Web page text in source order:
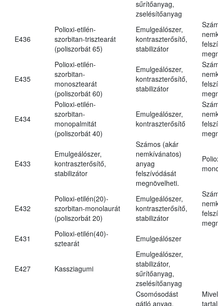
sűrítőanyag,
zselésítőanyag
E436
Polioxi-etilén-
szorbitan-trisztearát
(poliszorbát 65)
Emulgeálószer,
kontraszterősítő,
stabilizátor
E435
Polioxi-etilén-
szorbitan-
monosztearát
(poliszorbát 60)
Emulgeálószer,
kontraszterősítő,
stabilizátor
E434
Polioxi-etilén-
szorbitan-
monopalmitát
(poliszorbát 40)
Emulgeálószer,
kontraszterősítő
E433
Emulgeálószer,
kontraszterősítő,
stabilizátor
Számos (akár
nemkívánatos)
anyag
felszívódását
megnövelheti.
E432
Polioxi-etilén(20)-
szorbitan-monolaurát
(poliszorbát 20)
Emulgeálószer,
kontraszterősítő,
stabilizátor
E431
Polioxi-etilén(40)-
sztearát
Emulgeálószer
E427 Kassziagumi
Emulgeálószer,
stabilizátor,
sűrítőanyag,
zselésítőanyag
Csomósodást
gátló anyag,